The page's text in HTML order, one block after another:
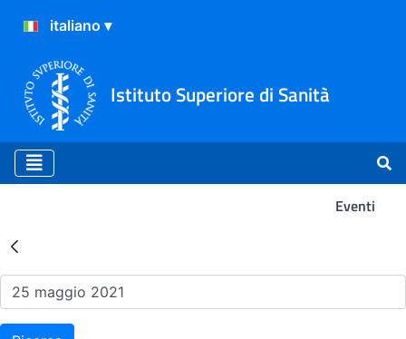
Istituto Superiore di Sanità
Eventi
Risultati della Ricerca -